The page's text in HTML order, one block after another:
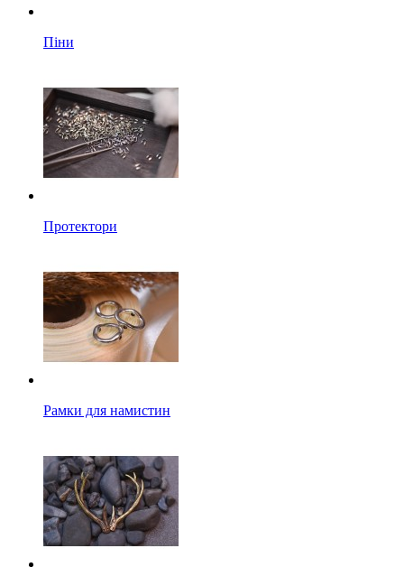
Піни
Протектори
Рамки для намистин